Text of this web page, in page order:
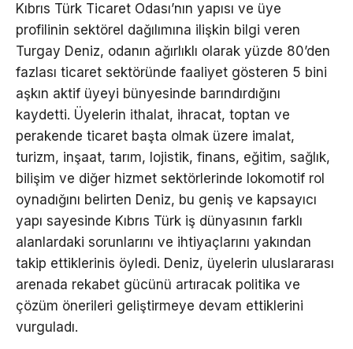
Kıbrıs Türk Ticaret Odası’nın yapısı ve üye
profilinin sektörel dağılımına ilişkin bilgi veren
Turgay Deniz, odanın ağırlıklı olarak yüzde 80’den
fazlası ticaret sektöründe faaliyet gösteren 5 bini
aşkın aktif üyeyi bünyesinde barındırdığını
kaydetti. Üyelerin ithalat, ihracat, toptan ve
perakende ticaret başta olmak üzere imalat,
turizm, inşaat, tarım, lojistik, finans, eğitim, sağlık,
bilişim ve diğer hizmet sektörlerinde lokomotif rol
oynadığını belirten Deniz, bu geniş ve kapsayıcı
yapı sayesinde Kıbrıs Türk iş dünyasının farklı
alanlardaki sorunlarını ve ihtiyaçlarını yakından
takip ettiklerinis öyledi. Deniz, üyelerin uluslararası
arenada rekabet gücünü artıracak politika ve
çözüm önerileri geliştirmeye devam ettiklerini
vurguladı.